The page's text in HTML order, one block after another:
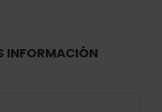
INFORMACIÓN